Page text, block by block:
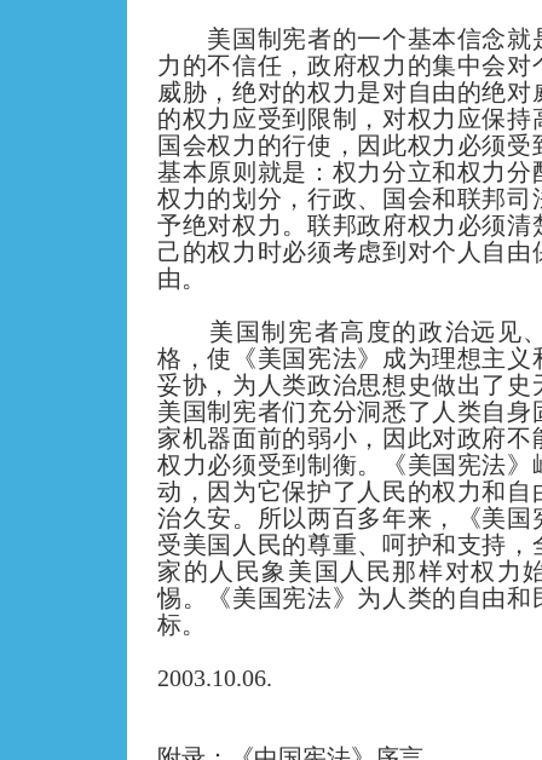
美国制宪者的一个基本信念就
力的不信任，政府权力的集中会对
威胁，绝对的权力是对自由的绝
的权力应受到限制，对权力应保持
国会权力的行使，因此权力必须
基本原则就是：权力分立和权力分
权力的划分，行政、国会和联邦司
予绝对权力。联邦政府权力必须清
己的权力时必须考虑到对个人自由
由。
美国制宪者高度的政治远见
格，使《美国宪法》成为理想主义
妥协，为人类政治思想史做出了史
美国制宪者们充分洞悉了人类自身
家机器面前的弱小，因此对政府不
权力必须受到制衡。《美国宪法》
动，因为它保护了人民的权力和自
治久安。所以两百多年来，《美国
受美国人民的尊重、呵护和支持，
家的人民象美国人民那样对权力
惕。《美国宪法》为人类的自由和
标。
2003.10.06.